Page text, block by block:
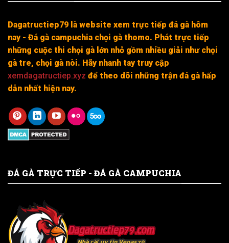
Dagatructiep79 là website xem trực tiếp đá gà hôm
nay - Đá gà campuchia chọi gà thomo. Phát trực tiếp
những cuộc thi chọi gà lớn nhỏ gồm nhiều giải như chọi
gà tre, chọi gà nòi. Hãy nhanh tay truy cập
xemdagatructiep.xyz để theo dõi những trận đá gà hấp
dẫn nhất hiện nay.
ĐÁ GÀ TRỰC TIẾP - ĐÁ GÀ CAMPUCHIA